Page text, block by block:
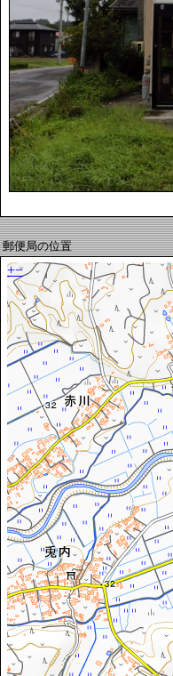
郵便局の位置